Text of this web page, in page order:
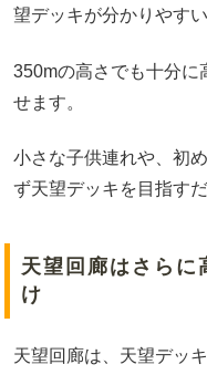
望デッキが分かりやすい
350mの高さでも十分に
せます。
小さな子供連れや、初
ず天望デッキを目指す
天望回廊はさらに
け
天望回廊は、天望デッ